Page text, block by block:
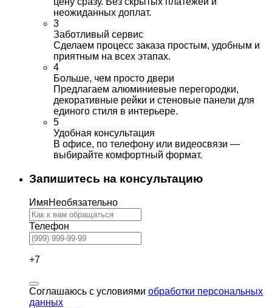
неожиданных доплат.
3
Заботливый сервис
Сделаем процесс заказа простым, удобным и
приятным на всех этапах.
4
Больше, чем просто двери
Предлагаем алюминиевые перегородки,
декоративные рейки и стеновые панели для
единого стиля в интерьере.
5
Удобная консультация
В офисе, по телефону или видеосвязи —
выбирайте комфортный формат.
Запишитесь на консультацию
ИмяНеобязательно
Телефон
+7
Соглашаюсь с условиями обработки персональных
данных